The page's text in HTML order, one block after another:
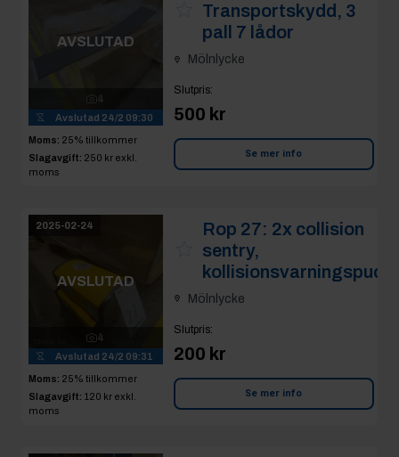
AVSLUTAD
4
Avslutad 24/2 09:30
Moms: 25% tillkommer
Slagavgift: 250 kr exkl.
moms
Transportskydd, 3
pall 7 lådor
Mölnlycke
Slutpris:
500 kr
Se mer info
2025-02-24
AVSLUTAD
4
Avslutad 24/2 09:31
Moms: 25% tillkommer
Slagavgift: 120 kr exkl.
moms
Rop 27: 2x collision
sentry,
Mölnlycke
Slutpris:
200 kr
Se mer info